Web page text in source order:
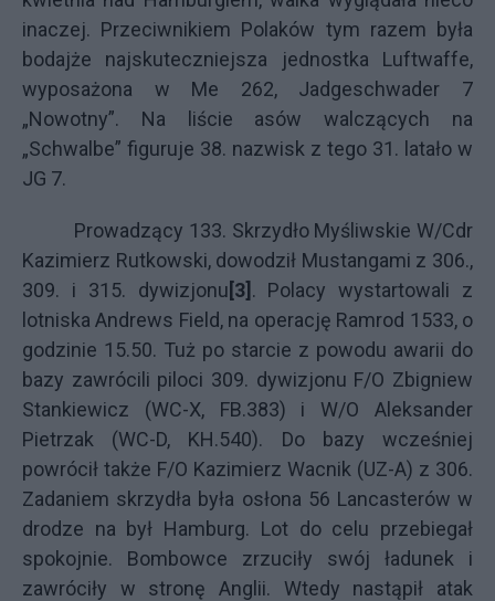
inaczej. Przeciwnikiem Polaków tym razem była
bodajże najskuteczniejsza jednostka Luftwaffe,
wyposażona w Me 262, Jadgeschwader 7
„Nowotny”. Na liście asów walczących na
„Schwalbe” figuruje 38. nazwisk z tego 31. latało w
JG 7.
Prowadzący 133. Skrzydło Myśliwskie W/Cdr
Kazimierz Rutkowski, dowodził Mustangami z 306.,
309. i 315. dywizjonu[3] . Polacy wystartowali z
lotniska Andrews Field, na operację Ramrod 1533, o
godzinie 15.50. Tuż po starcie z powodu awarii do
bazy zawrócili piloci 309. dywizjonu F/O Zbigniew
Stankiewicz (WC-X, FB.383) i W/O Aleksander
Pietrzak (WC-D, KH.540). Do bazy wcześniej
powrócił także F/O Kazimierz Wacnik (UZ-A) z 306.
Zadaniem skrzydła była osłona 56 Lancasterów w
drodze na był Hamburg. Lot do celu przebiegał
spokojnie. Bombowce zrzuciły swój ładunek i
zawróciły w stronę Anglii. Wtedy nastąpił atak